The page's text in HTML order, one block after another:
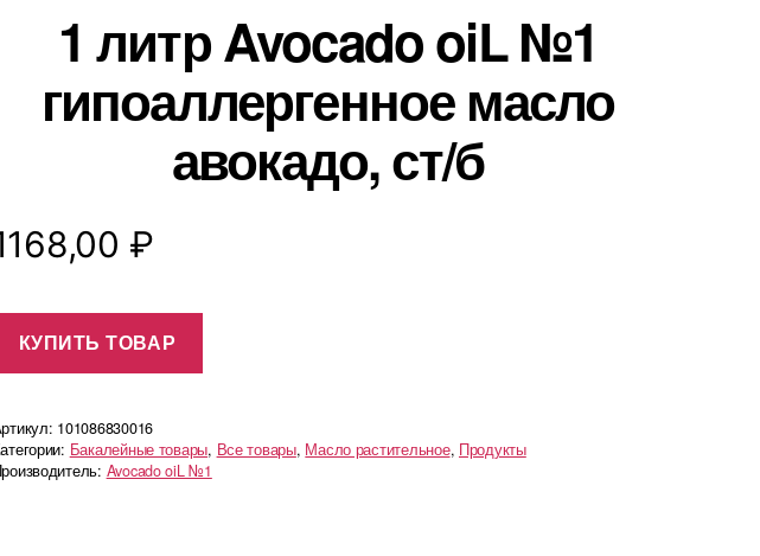
1 литр Avocado oiL №1
гипоаллергенное масло
авокадо, ст/б
₽
КУПИТЬ ТОВАР
101086830016
Бакалейные товары, Все товары, Масло растительное, Продукты
Avocado oiL №1